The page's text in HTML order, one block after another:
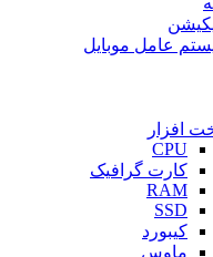
عامل موبایل
افزار
CPU
کارت گرافیک
RAM
SSD
کیبورد
ماوس